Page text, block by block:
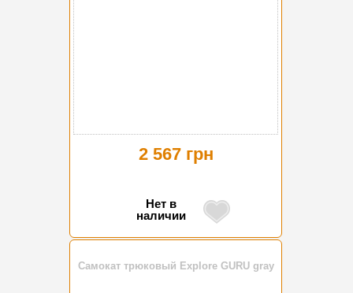
2 567 грн
Нет в
наличии
Самокат трюковый Explore GURU gray